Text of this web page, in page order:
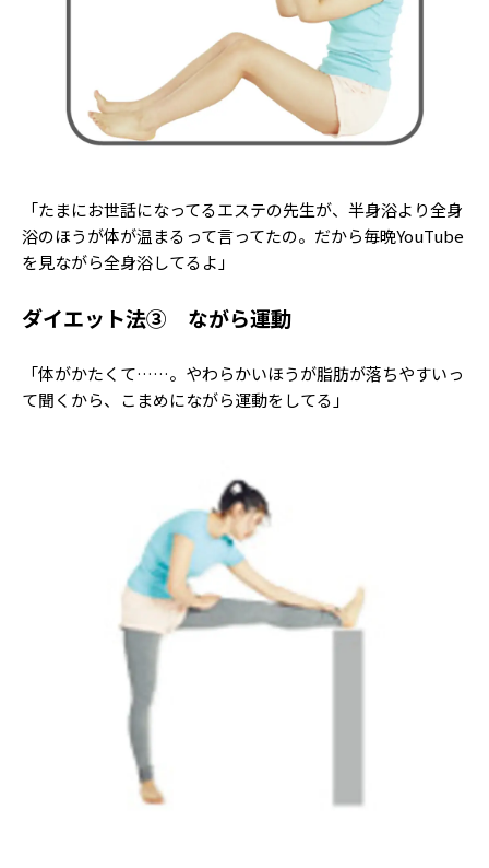
「たまにお世話になってるエステの先生が、半身浴より全身
浴のほうが体が温まるって言ってたの。だから毎晩YouTube
を見ながら全身浴してるよ」
ダイエット法③ ながら運動
「体がかたくて……。やわらかいほうが脂肪が落ちやすいっ
て聞くから、こまめにながら運動をしてる」